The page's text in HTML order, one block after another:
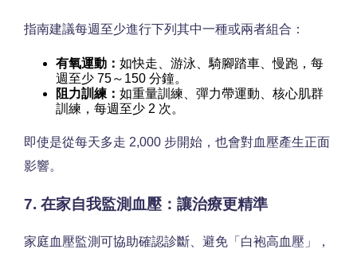
指南建議每週至少進行下列其中一種或兩者組合：
有氧運動： 如快走、游泳、騎腳踏車、慢跑，每
週至少 75～150 分鐘。
阻力訓練： 如重量訓練、彈力帶運動、核心肌群
訓練，每週至少 2 次。
即使是從每天多走 2,000 步開始，也會對血壓產生正面
影響。
7. 在家自我監測血壓：讓治療更精準
家庭血壓監測可協助確認診斷、避免「白袍高血壓」，